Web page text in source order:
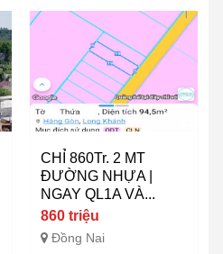
CHỈ 860Tr. 2 MT
ĐƯỜNG NHỰA |
NGAY QL1A VÀ...
860 triệu
Đồng Nai